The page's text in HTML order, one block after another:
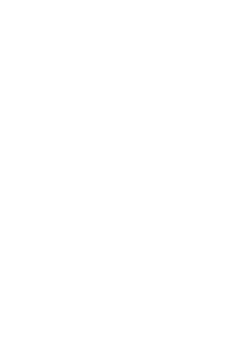
Wohnungen
gliedert sich in
Wohn-, Büro- und
zur gewerblichen
verbindet sämtliche
aller Bereiche.
Zusätzlich stehen
nahegelegenen
hinaus befinden sich im
Technikräume. Jede
zusätzlichen Stauraum
Im
für Familien eine
sowohl Büroflächen
ausschließlich
bieten.
die für viel